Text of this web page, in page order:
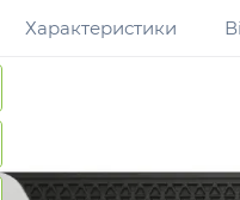
Характеристики